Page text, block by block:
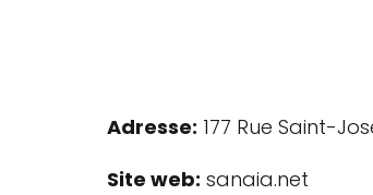
Adresse: 177 Rue Saint-
Site web: sanaia.net